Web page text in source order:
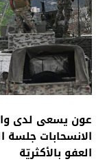
عون يسعى لدى
الانسحابات جلسة
العفو بالأكثريّة